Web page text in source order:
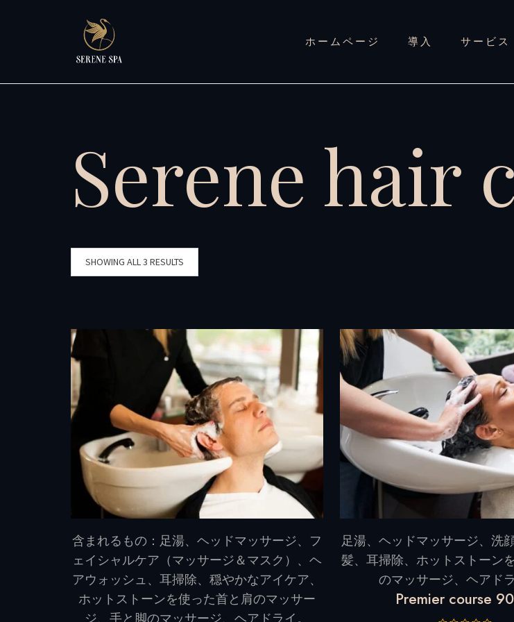
ホームページ 導入 サービス
Serene hair
SHOWING ALL 3 RESULTS
含まれるもの：足湯、ヘッドマッサージ、フ
ェイシャルケア（マッサージ＆マスク）、ヘ
アウォッシュ、耳掃除、穏やかなアイケア、
ホットストーンを使った首と肩のマッサー
ジ、手と脚のマッサージ、ヘアドライ。
足湯、ヘッドマッサージ、洗
髪、耳掃除、ホットストーン
のマッサージ、ヘアド
Premier course